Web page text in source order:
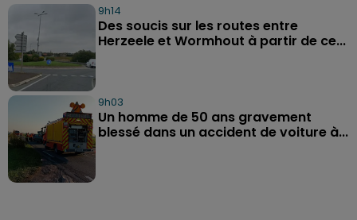
9h14
Des soucis sur les routes entre
Herzeele et Wormhout à partir de ce...
9h03
Un homme de 50 ans gravement
blessé dans un accident de voiture à...